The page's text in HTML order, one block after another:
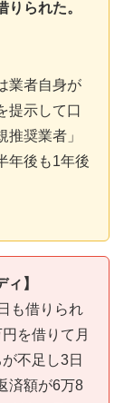
りられた。
業者自身が
提示して口
奨業者」
年後も1年後
】
も借りられ
を借りて月
不足し3日
済額が6万8